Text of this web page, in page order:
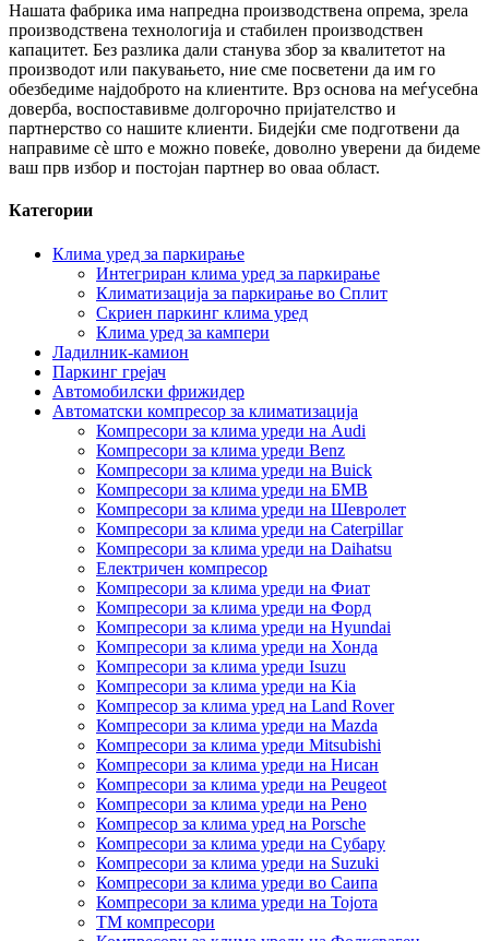
Нашата фабрика има напредна производствена опрема, зрела
производствена технологија и стабилен производствен
капацитет. Без разлика дали станува збор за квалитетот на
производот или пакувањето, ние сме посветени да им го
обезбедиме најдоброто на клиентите. Врз основа на меѓусебна
доверба, воспоставивме долгорочно пријателство и
партнерство со нашите клиенти. Бидејќи сме подготвени да
направиме сè што е можно повеќе, доволно уверени да бидеме
ваш прв избор и постојан партнер во оваа област.
Категории
Клима уред за паркирање
Интегриран клима уред за паркирање
Климатизација за паркирање во Сплит
Скриен паркинг клима уред
Клима уред за кампери
Ладилник-камион
Паркинг грејач
Автомобилски фрижидер
Автоматски компресор за климатизација
Компресори за клима уреди на Audi
Компресори за клима уреди Benz
Компресори за клима уреди на Buick
Компресори за клима уреди на БМВ
Компресори за клима уреди на Шевролет
Компресори за клима уреди на Caterpillar
Компресори за клима уреди на Daihatsu
Електричен компресор
Компресори за клима уреди на Фиат
Компресори за клима уреди на Форд
Компресори за клима уреди на Hyundai
Компресори за клима уреди на Хонда
Компресори за клима уреди Isuzu
Компресори за клима уреди на Kia
Компресор за клима уред на Land Rover
Компресори за клима уреди на Mazda
Компресори за клима уреди Mitsubishi
Компресори за клима уреди на Нисан
Компресори за клима уреди на Peugeot
Компресори за клима уреди на Рено
Компресор за клима уред на Porsche
Компресори за клима уреди на Субару
Компресори за клима уреди на Suzuki
Компресори за клима уреди во Саипа
Компресори за клима уреди на Тојота
ТМ компресори